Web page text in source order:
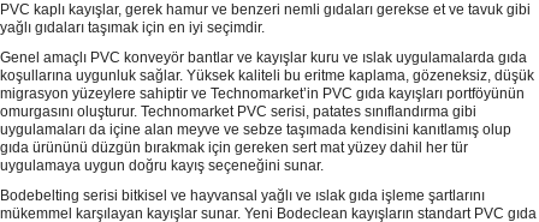
PVC kaplı kayışlar, gerek hamur ve benzeri nemli gıdaları gerekse et ve tavuk gibi
yağlı gıdaları taşımak için en iyi seçimdir.
Genel amaçlı PVC konveyör bantlar ve kayışlar kuru ve ıslak uygulamalarda gıda
koşullarına uygunluk sağlar. Yüksek kaliteli bu eritme kaplama, gözeneksiz, düşük
migrasyon yüzeylere sahiptir ve Technomarket’in PVC gıda kayışları portföyünün
omurgasını oluşturur. Technomarket PVC serisi, patates sınıflandırma gibi
uygulamaları da içine alan meyve ve sebze taşımada kendisini kanıtlamış olup
gıda ürününü düzgün bırakmak için gereken sert mat yüzey dahil her tür
uygulamaya uygun doğru kayış seçeneğini sunar.
Bodebelting serisi bitkisel ve hayvansal yağlı ve ıslak gıda işleme şartlarını
mükemmel karşılayan kayışlar sunar. Yeni Bodeclean kayışların standart PVC gıda